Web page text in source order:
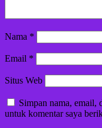
Nama *
Email *
Situs Web
Simpan nama, email,
untuk komentar saya